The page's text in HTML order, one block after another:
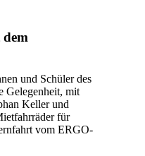
und Schüler des
Gelegenheit, mit
Keller und
für
vom ERGO-